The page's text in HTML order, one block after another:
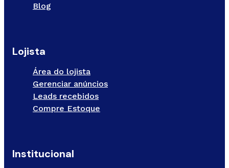
Blog
Lojista
Área do lojista
Gerenciar anúncios
Leads recebidos
Compre Estoque
Institucional